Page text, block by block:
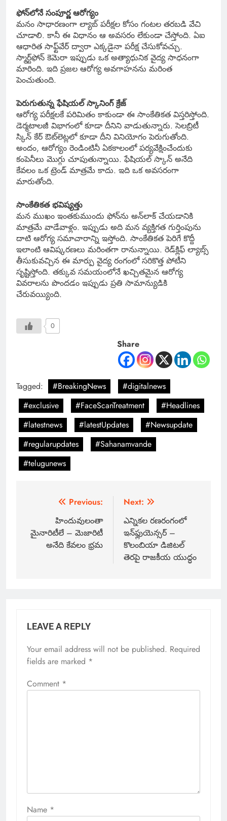
ఫోన్‌లోనే సంపూర్ణ ఆరోగ్యం
మనం సాధారణంగా ల్యాబ్ పరీక్షల కోసం గంటల తరబడి వేచి
చూడాలి. కానీ ఈ విధానం ఆ అవసరం లేకుండా చేస్తోంది. ఏఐ
ఆధారిత సాఫ్ట్‌వేర్ ద్వారా ఎక్కడైనా పరీక్ష చేసుకోవచ్చు.
స్మార్ట్‌ఫోన్ కెమెరా ఇప్పుడు ఒక అత్యాధునిక వైద్య సాధనంగా
మారింది. ఇది ప్రజల ఆరోగ్య అవగాహనను మరింత
పెంచుతుంది.
పెరుగుతున్న ఫేషియల్ స్కానింగ్ క్రేజ్
ఆరోగ్య పరీక్షలకే పరిమితం కాకుండా ఈ సాంకేతికత విస్తరిస్తోంది.
డెర్మటాలజీ విభాగంలో కూడా దీనిని వాడుతున్నారు. సెలబ్రిటీ
స్కిన్ కేర్ ఔట్‌లెట్లలో కూడా దీని వినియోగం పెరుగుతోంది.
అందం, ఆరోగ్యం రెండింటినీ ఏకకాలంలో పర్యవేక్షించేందుకు
కంపెనీలు మొగ్గు చూపుతున్నాయి. ఫేషియల్ స్కాన్ అనేది
కేవలం ఒక ట్రెండ్ మాత్రమే కాదు. ఇది ఒక అవసరంగా
మారుతోంది.
సాంకేతికత భవిష్యత్తు
మన ముఖం ఇంతకుముందు ఫోన్‌ను అన్‌లాక్ చేయడానికి
మాత్రమే వాడేవాళ్లం. ఇప్పుడు అది మన వ్యక్తిగత గుర్తింపును
దాటి ఆరోగ్య సమాచారాన్ని ఇస్తోంది. సాంకేతికత పెరిగే కొద్దీ
ఇలాంటి ఆవిష్కరణలు మరింతగా రానున్నాయి. రెడ్‌క్లిఫ్ ల్యాబ్స్
తీసుకువచ్చిన ఈ మార్పు వైద్య రంగంలో సరికొత్త పోటీని
సృష్టిస్తోంది. తక్కువ సమయంలోనే ఖచ్చితమైన ఆరోగ్య
వివరాలను పొందడం ఇప్పుడు ప్రతి సామాన్యుడికి
చేరువయ్యింది.
0
Share
Tagged: #BreakingNews
#digitalnews
#exclusive
#FaceScanTreatment
#Headlines
#latestnews
#latestUpdates
#Newsupdate
#regularupdates
#Sahanamvande
#telugunews
Previous:
హిందువులంతా
మైనారిటీలే – మెజారిటీ
అనేది కేవలం భ్రమ
Next:
ఎన్నికల రణరంగంలో
ఇన్‌ఫ్లుయెన్సర్ –
కొలంబియా డిజిటల్
తెరపై రాజకీయ యుద్ధం
LEAVE A REPLY
Your email address will not be published. Required
fields are marked *
Comment *
Name *